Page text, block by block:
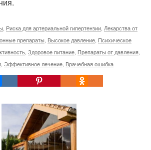
Риска для артериальной гипертензии Лекарства от
препараты Высокое давление Психическое
Здоровое питание Препараты от давления
Эффективное лечение Врачебная ошибка